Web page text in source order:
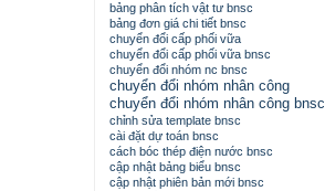
bảng phân tích vật tư bnsc
bảng đơn giá chi tiết bnsc
chuyển đổi cấp phối vữa
chuyển đổi cấp phối vữa bnsc
chuyển đổi nhóm nc bnsc
chuyển đổi nhóm nhân công
chuyển đổi nhóm nhân công bnsc
chỉnh sửa template bnsc
cài đặt dự toán bnsc
cách bóc thép điện nước bnsc
cập nhật bảng biểu bnsc
cập nhật phiên bản mới bnsc